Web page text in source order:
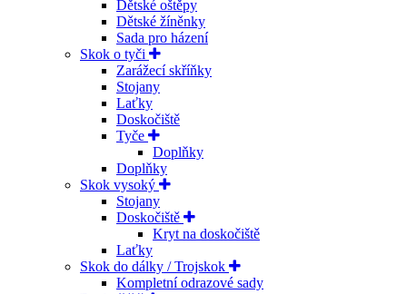
Dětské oštěpy
Dětské žíněnky
Sada pro házení
Skok o tyči
Zarážecí skříňky
Stojany
Laťky
Doskočiště
Tyče
Doplňky
Doplňky
Skok vysoký
Stojany
Doskočiště
Kryt na doskočiště
Laťky
Skok do dálky / Trojskok
Kompletní odrazové sady